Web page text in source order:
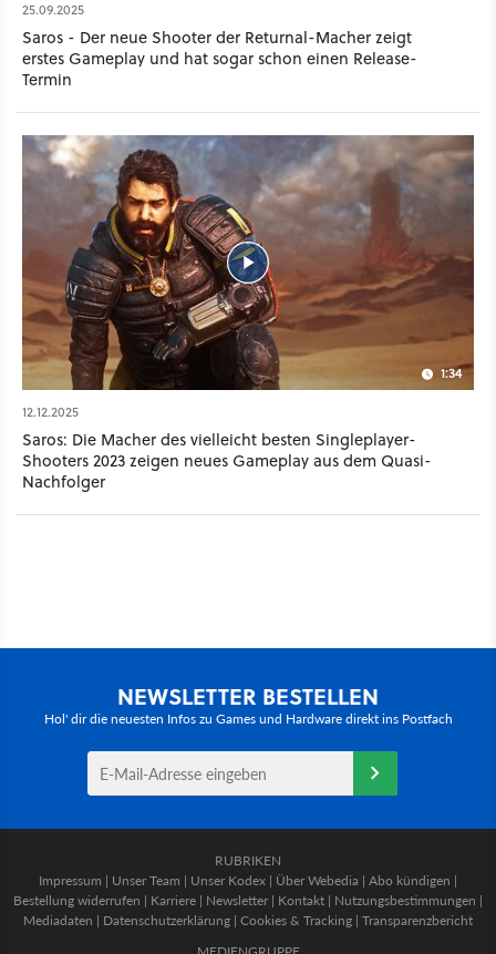
25.09.2025
Saros - Der neue Shooter der Returnal-Macher zeigt
erstes Gameplay und hat sogar schon einen Release-
Termin
1:34
12.12.2025
Saros: Die Macher des vielleicht besten Singleplayer-
Shooters 2023 zeigen neues Gameplay aus dem Quasi-
Nachfolger
NEWSLETTER BESTELLEN
Hol' dir die neuesten Infos zu Games und Hardware direkt ins Postfach
RUBRIKEN
Impressum | Unser Team | Unser Kodex | Über Webedia | Abo kündigen |
Bestellung widerrufen | Karriere | Newsletter | Kontakt | Nutzungsbestimmungen |
Mediadaten | Datenschutzerklärung | Cookies & Tracking | Transparenzbericht